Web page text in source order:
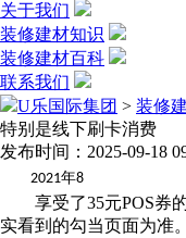
关于我们
装修建材知识
装修建材百科
联系我们
U乐国际集团 > 装修
特别是线下刷卡消费
发布时间：2025-09-18
2021年8
享受了35元POS券的
实看到的勾当页面为准